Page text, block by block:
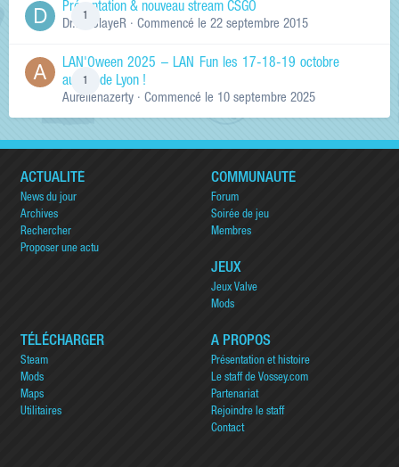
Présentation & nouveau stream CSGO
Dr.KinSlayeR · Commencé le 22 septembre 2015
LAN'Oween 2025 – LAN Fun les 17-18-19 octobre
au sud de Lyon !
Aurelienazerty · Commencé le 10 septembre 2025
ACTUALITÉ
News du jour
Archives
Rechercher
Proposer une actu
COMMUNAUTÉ
Forum
Soirée de jeu
Membres
JEUX
Jeux Valve
Mods
TÉLÉCHARGER
Steam
Mods
Maps
Utilitaires
A PROPOS
Présentation et histoire
Le staff de Vossey.com
Partenariat
Rejoindre le staff
Contact